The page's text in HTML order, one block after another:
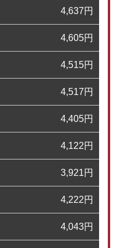
4,637円
4,605円
4,515円
4,517円
4,405円
4,122円
3,921円
4,222円
4,043円